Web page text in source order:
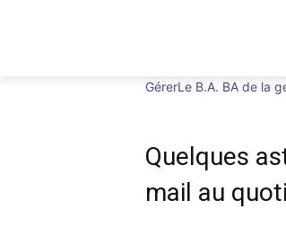
GérerLe B.A. BA de la
Quelques
mail au